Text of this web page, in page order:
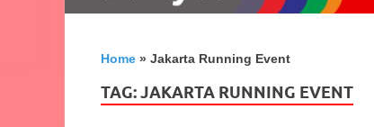
Home » Jakarta Running Event
TAG:JAKARTA RUNNING EVENT